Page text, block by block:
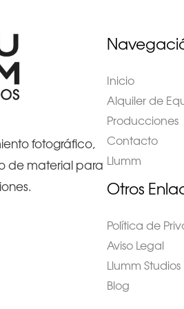
fotográfico,
de material para
Inicio
Alquiler de
Producciones
Contacto
Llumm
Otros
Política de
Aviso Legal
Llumm Studios
Blog